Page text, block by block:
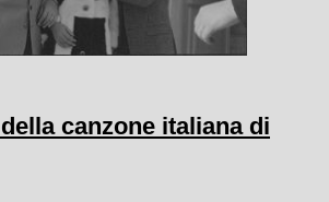
canzone italiana di